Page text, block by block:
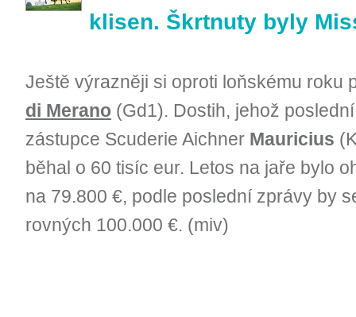
klisen. Škrtnuty byly
Ještě výrazněji si oproti loňskému roku
di Merano (Gd1). Dostih, jehož
zástupce Scuderie Aichner Mauricius
běhal o 60 tisíc eur. Letos na jaře bylo
na 79.800 €, podle poslední zprávy by
rovných 100.000 €. (miv)